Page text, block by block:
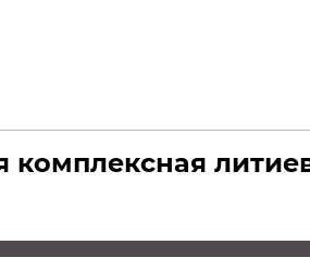
комплексная